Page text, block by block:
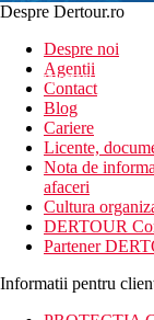
newsletter!
Despre Dertour.ro
Despre noi
Agentii
Contact
Blog
Cariere
Licente,
Nota de
afaceri
Cultura
DERTOUR
Partener
Informatii pentru